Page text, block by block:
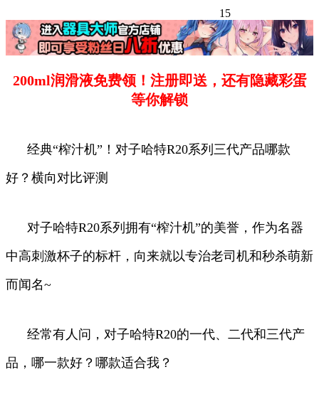
15
200ml润滑液免费领！注册即送，还有隐藏彩蛋
等你解锁
经典“榨汁机”！对子哈特R20系列三代产品哪款
好？横向对比评测
对子哈特R20系列拥有“榨汁机”的美誉，作为名器
中高刺激杯子的标杆，向来就以专治老司机和秒杀萌新
而闻名~
经常有人问，对子哈特R20的一代、二代和三代产
品，哪一款好？哪款适合我？